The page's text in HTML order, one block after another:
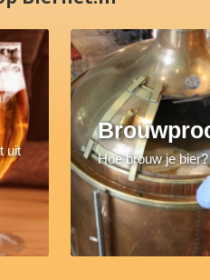
uit
Hoe brouw je bier?